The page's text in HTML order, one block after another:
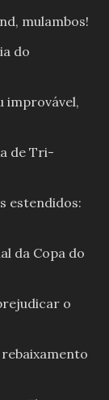
mulambos!
do
improvável,
de Tri-
estendidos:
da Copa do
o